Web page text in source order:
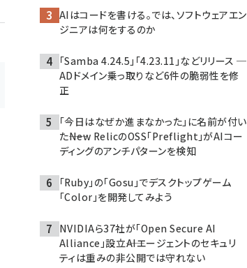
AIはコードを書ける。では、ソフトウェアエン
ジニアは何をするのか
「Samba 4.24.5」「4.23.11」などリリース ─
ADドメイン乗っ取りなど6件の脆弱性を修
正
「今日はなぜか進まなかった」に名前が付い
た――New RelicのOSS「Preflight」がAIコー
ディングのアンチパターンを検知
「Ruby」の「Gosu」でデスクトップゲーム
「Color」を開発してみよう
NVIDIAら37社が「Open Secure AI
Alliance」設立――AIエージェントのセキュリ
ティは重みの非公開では守れない